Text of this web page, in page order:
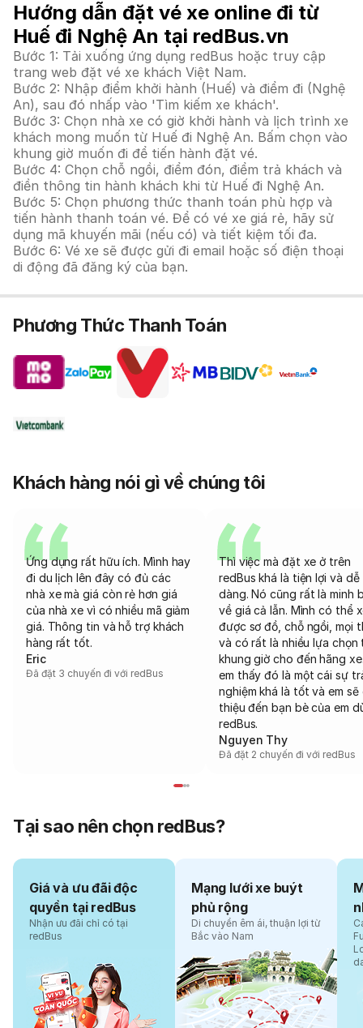
Hướng dẫn đặt vé xe online đi từ
Huế đi Nghệ An tại redBus.vn
Bước 1: Tải xuống ứng dụng redBus hoặc truy cập
trang web đặt vé xe khách Việt Nam.
Bước 2: Nhập điểm khởi hành (Huế) và điểm đi (Nghệ
An), sau đó nhấp vào 'Tìm kiếm xe khách'.
Bước 3: Chọn nhà xe có giờ khởi hành và lịch trình xe
khách mong muốn từ Huế đi Nghệ An. Bấm chọn vào
khung giờ muốn đi để tiến hành đặt vé.
Bước 4: Chọn chỗ ngồi, điểm đón, điểm trả khách và
điền thông tin hành khách khi từ Huế đi Nghệ An.
Bước 5: Chọn phương thức thanh toán phù hợp và
tiến hành thanh toán vé. Để có vé xe giá rẻ, hãy sử
dụng mã khuyến mãi (nếu có) và tiết kiệm tối đa.
Bước 6: Vé xe sẽ được gửi đi email hoặc số điện thoại
di động đã đăng ký của bạn.
Phương Thức Thanh Toán
Khách hàng nói gì về chúng tôi
Ứng dụng rất hữu ích. Mình hay
đi du lịch lên đây có đủ các
nhà xe mà giá còn rẻ hơn giá
của nhà xe vì có nhiều mã giảm
giá. Thông tin và hỗ trợ khách
hàng rất tốt.
Eric
Đã đặt 3 chuyến đi với redBus
Thì việc mà đặt xe ở trên
redBus khá là tiện lợi và dễ
dàng. Nó cũng rất là minh
về giá cả lẫn. Mình có thể
được sơ đồ, chỗ ngồi, mọi
và có rất là nhiều lựa chọn
khung giờ cho đến hãng
em thấy đó là một cái sự
nghiệm khá là tốt và em sẽ
thiệu đến bạn bè của em
redBus.
Nguyen Thy
Đã đặt 2 chuyến đi với redBus
Tại sao nên chọn redBus?
Giá và ưu đãi độc
quyền tại redBus
Nhận ưu đãi chỉ có tại
redBus
Mạng lưới xe buýt
phủ rộng
Di chuyển êm ái, thuận lợi từ
Bắc vào Nam